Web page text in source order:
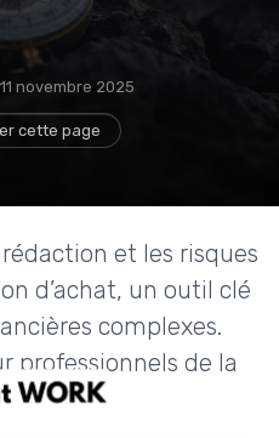
11 novembre 2025
cette page
et les risques
d’achat, un outil clé
complexes.
professionnels de la